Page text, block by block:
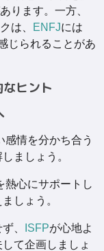
ります。一方、
は、 ENFJには
じられることがあ
ヒント
感情を分かち合う
ましょう。
熱心にサポートし
しょう。
、 ISFPが心地よ
て企画しましょ